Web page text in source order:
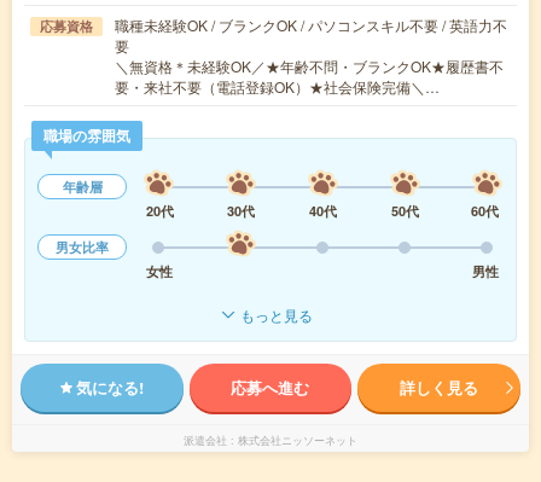
応募資格
職種未経験OK / ブランクOK / パソコンスキル不要 / 英語力不
要
＼無資格＊未経験OK／★年齢不問・ブランクOK★履歴書不
要・来社不要（電話登録OK）★社会保険完備＼…
職場の雰囲気
年齢層
20代
30代 40代 50代
60代
男女比率
女性
男性
もっと見る
気になる! 応募へ進む 詳しく見る
派遣会社 株式会社ニッソーネット